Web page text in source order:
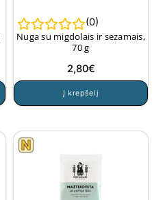
(0)
Nuga su migdolais ir sezamais,
70 g
2,80€
Į krepšelį